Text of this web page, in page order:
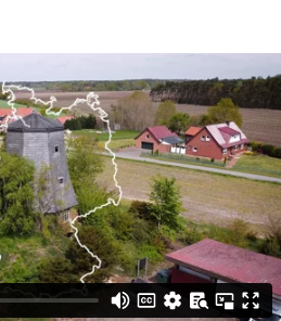
sede en Lingen, Alemania, cerca de la
116 años. Yo ya soy la cuarta
décadas he realizado bastantes